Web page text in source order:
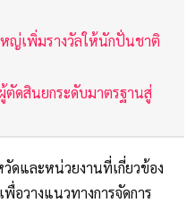
ญ่เพิ่มรางวัลให้นักปั่นชาติ
ตัดสินยกระดับมาตรฐานสู่
ดและหน่วยงานที่เกี่ยวข้อง
อวางแนวทางการจัดการ